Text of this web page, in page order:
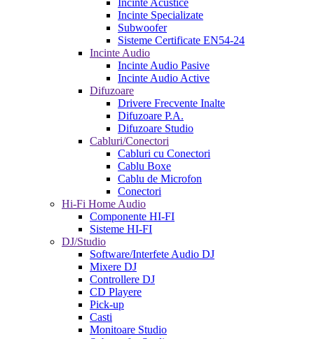
Incinte Acustice
Incinte Specializate
Subwoofer
Sisteme Certificate EN54-24
Incinte Audio
Incinte Audio Pasive
Incinte Audio Active
Difuzoare
Drivere Frecvente Inalte
Difuzoare P.A.
Difuzoare Studio
Cabluri/Conectori
Cabluri cu Conectori
Cablu Boxe
Cablu de Microfon
Conectori
Hi-Fi Home Audio
Componente HI-FI
Sisteme HI-FI
DJ/Studio
Software/Interfete Audio DJ
Mixere DJ
Controllere DJ
CD Playere
Pick-up
Casti
Monitoare Studio